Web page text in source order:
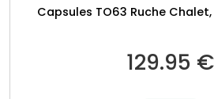
Capsules TO63 Ruche
129.95 €